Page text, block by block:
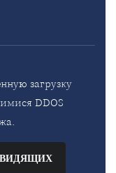
загрузку
DDOS